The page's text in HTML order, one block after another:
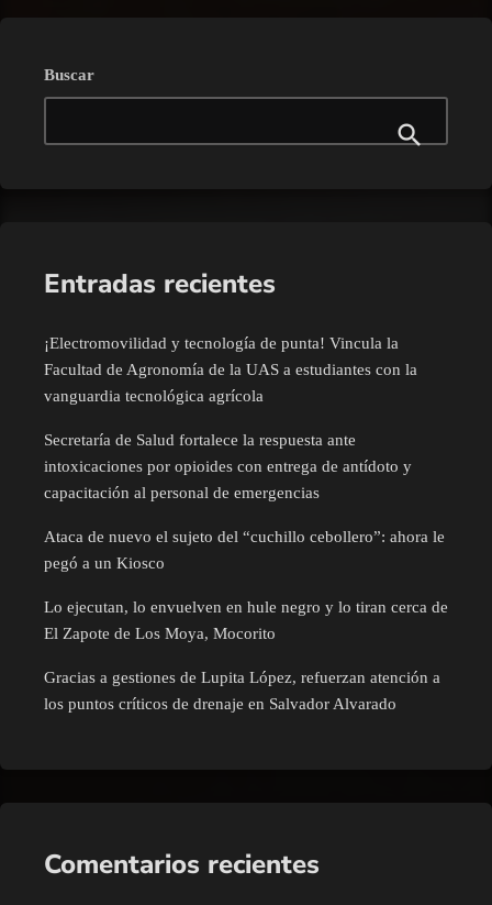
Buscar
Entradas recientes
¡Electromovilidad y tecnología de punta! Vincula la
Facultad de Agronomía de la UAS a estudiantes con la
vanguardia tecnológica agrícola
Secretaría de Salud fortalece la respuesta ante
intoxicaciones por opioides con entrega de antídoto y
capacitación al personal de emergencias
Ataca de nuevo el sujeto del “cuchillo cebollero”: ahora le
pegó a un Kiosco
Lo ejecutan, lo envuelven en hule negro y lo tiran cerca de
El Zapote de Los Moya, Mocorito
Gracias a gestiones de Lupita López, refuerzan atención a
los puntos críticos de drenaje en Salvador Alvarado
Comentarios recientes